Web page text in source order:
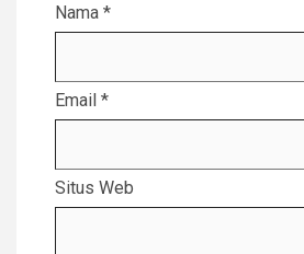
Nama *
Email *
Situs Web